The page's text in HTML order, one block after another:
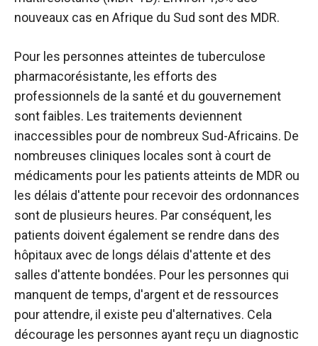
nouveaux cas en Afrique du Sud sont des MDR.
Pour les personnes atteintes de tuberculose
pharmacorésistante, les efforts des
professionnels de la santé et du gouvernement
sont faibles. Les traitements deviennent
inaccessibles pour de nombreux Sud-Africains. De
nombreuses cliniques locales sont à court de
médicaments pour les patients atteints de MDR ou
les délais d'attente pour recevoir des ordonnances
sont de plusieurs heures. Par conséquent, les
patients doivent également se rendre dans des
hôpitaux avec de longs délais d'attente et des
salles d'attente bondées. Pour les personnes qui
manquent de temps, d'argent et de ressources
pour attendre, il existe peu d'alternatives. Cela
décourage les personnes ayant reçu un diagnostic